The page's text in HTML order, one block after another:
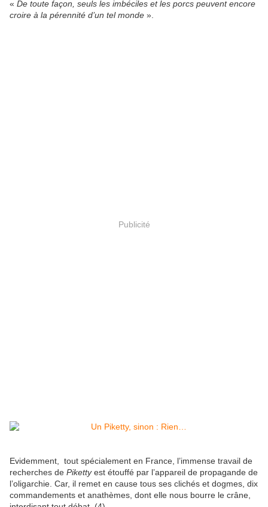
« De toute façon, seuls les imbéciles et les porcs peuvent encore
croire à la pérennité d’un tel monde ».
Publicité
Evidemment, tout spécialement en France, l’immense travail de
recherches de Pikettyest étouffé par l’appareil de propagande de
l’oligarchie. Car, il remet en cause tous ses clichés et dogmes, dix
commandements et anathèmes, dont elle nous bourre le crâne,